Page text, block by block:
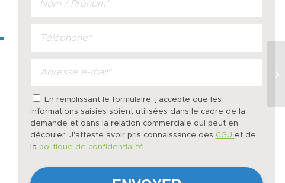
En remplissant le formulaire, j'accepte que les
informations saisies soient utilisées dans le cadre de la
demande et dans la relation commerciale qui peut en
découler. J'atteste avoir pris connaissance des CGU et de
la politique de confidentialité.